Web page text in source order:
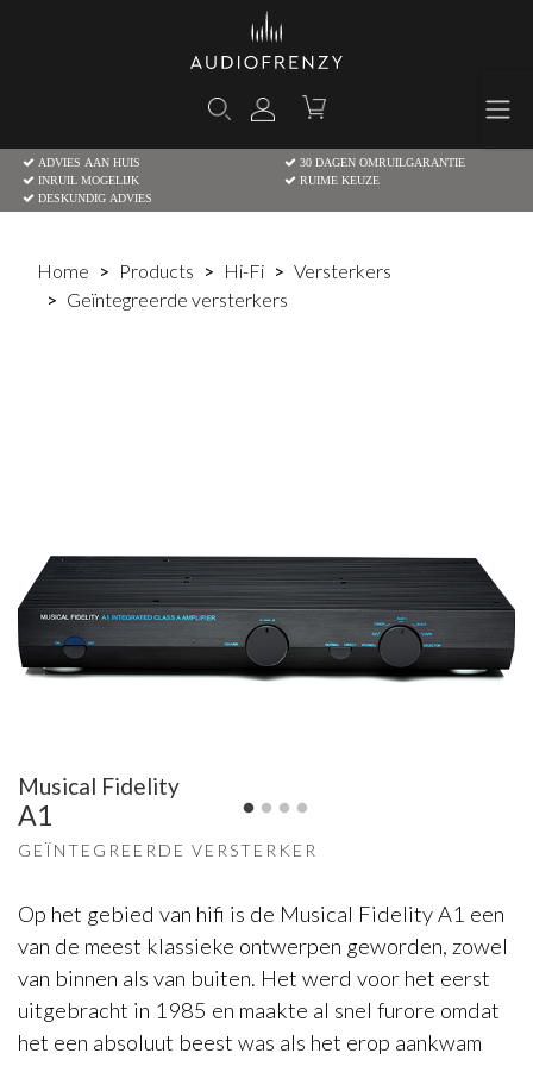
ADVIES AAN HUIS
30 DAGEN OMRUILGARANTIE
INRUIL MOGELIJK
RUIME KEUZE
DESKUNDIG ADVIES
Home Products Hi-Fi
Versterkers
Geïntegreerde versterkers
Musical Fidelity
A1
GEÏNTEGREERDE VERSTERKER
Op het gebied van hifi is de Musical Fidelity A1 een
van de meest klassieke ontwerpen geworden, zowel
van binnen als van buiten. Het werd voor het eerst
uitgebracht in 1985 en maakte al snel furore omdat
het een absoluut beest was als het erop aankwam